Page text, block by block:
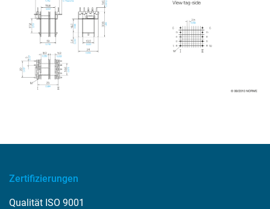
Zertifizierungen
Qualität ISO 9001